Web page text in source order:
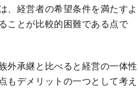
、経営者の希望条件を満たすよ
ことが比較的困難である点で
外承継と比べると経営の一体性
もデメリットの一つとして考え